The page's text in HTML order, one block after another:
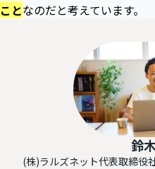
ことなのだと考えています。
鈴
(株)ラルズネット代表取締役